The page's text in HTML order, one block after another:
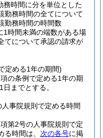
務時間に分を単位とした
勤務時間の全てについて
務時間の時間数
1時間未満の端数がある場
てについて承認の請求が
定める1年の期間)
の条例で定める1年の期
までとする。
事院規則で定める時間
第2号の人事院規則で定
時間は、 次の各号に掲